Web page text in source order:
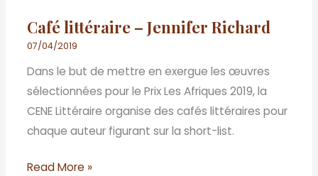
Café littéraire – Jennifer Richard
07/04/2019
Dans le but de mettre en exergue les œuvres
sélectionnées pour le Prix Les Afriques 2019, la
CENE Littéraire organise des cafés littéraires pour
chaque auteur figurant sur la short-list.
Read More »